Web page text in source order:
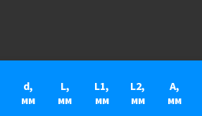
d,
мм
L,
мм
L1,
мм
L2,
мм
A,
мм